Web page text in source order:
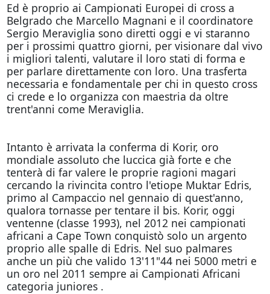
Ed è proprio ai Campionati Europei di cross a
Belgrado che Marcello Magnani e il coordinatore
Sergio Meraviglia sono diretti oggi e vi staranno
per i prossimi quattro giorni, per visionare dal vivo
i migliori talenti, valutare il loro stati di forma e
per parlare direttamente con loro. Una trasferta
necessaria e fondamentale per chi in questo cross
ci crede e lo organizza con maestria da oltre
trent'anni come Meraviglia.
Intanto è arrivata la conferma di Korir, oro
mondiale assoluto che luccica già forte e che
tenterà di far valere le proprie ragioni magari
cercando la rivincita contro l'etiope Muktar Edris,
primo al Campaccio nel gennaio di quest'anno,
qualora tornasse per tentare il bis. Korir, oggi
ventenne (classe 1993), nel 2012 nei campionati
africani a Cape Town conquistò solo un argento
proprio alle spalle di Edris. Nel suo palmares
anche un più che valido 13'11"44 nei 5000 metri e
un oro nel 2011 sempre ai Campionati Africani
categoria juniores .